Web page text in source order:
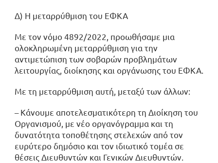
Δ) Η μεταρρύθμιση του ΕΦΚΑ
Με τον νόμο 4892/2022, προωθήσαμε μια
ολοκληρωμένη μεταρρύθμιση για την
αντιμετώπιση των σοβαρών προβλημάτων
λειτουργίας, διοίκησης και οργάνωσης του ΕΦΚΑ.
Με τη μεταρρύθμιση αυτή, μεταξύ των άλλων:
– Κάνουμε αποτελεσματικότερη τη Διοίκηση του
Οργανισμού, με νέο οργανόγραμμα και τη
δυνατότητα τοποθέτησης στελεχών από τον
ευρύτερο δημόσιο και τον ιδιωτικό τομέα σε
θέσεις Διευθυντών και Γενικών Διευθυντών.